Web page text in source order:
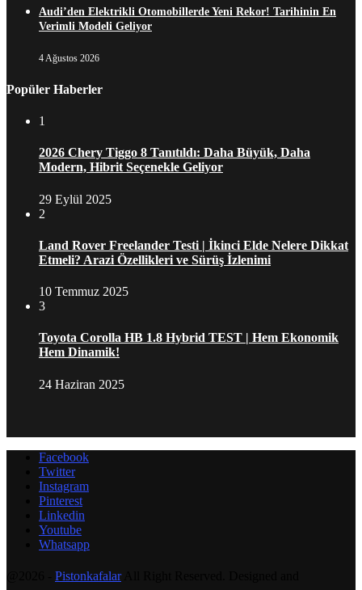
Audi’den Elektrikli Otomobillerde Yeni Rekor! Tarihinin En
Verimli Modeli Geliyor
4 Ağustos 2026
Popüler Haberler
1
2026 Chery Tiggo 8 Tanıtıldı: Daha Büyük, Daha
Modern, Hibrit Seçenekle Geliyor
29 Eylül 2025
2
Land Rover Freelander Testi | İkinci Elde Nelere Dikkat
Etmeli? Arazi Özellikleri ve Sürüş İzlenimi
10 Temmuz 2025
3
Toyota Corolla HB 1.8 Hybrid TEST | Hem Ekonomik
Hem Dinamik!
24 Haziran 2025
Facebook
Twitter
Instagram
Pinterest
Linkedin
Youtube
Whatsapp
PistonkafalarAll Right Reserved. Designed and